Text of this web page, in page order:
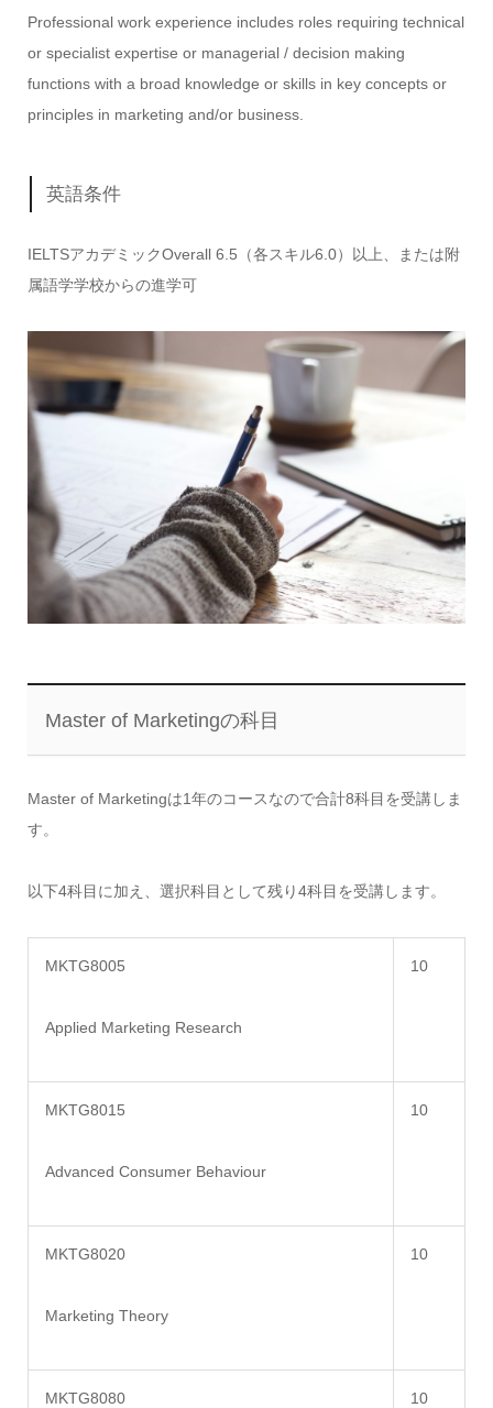
Professional work experience includes roles requiring technical
or specialist expertise or managerial / decision making
functions with a broad knowledge or skills in key concepts or
principles in marketing and/or business.
英語条件
IELTSアカデミックOverall 6.5（各スキル6.0）以上、または附
属語学学校からの進学可
Master of Marketingの科目
Master of Marketingは1年のコースなので合計8科目を受講しま
す。
以下4科目に加え、選択科目として残り4科目を受講します。
MKTG8005
Applied Marketing Research
10
MKTG8015
Advanced Consumer Behaviour
10
MKTG8020
Marketing Theory
10
MKTG8080 10